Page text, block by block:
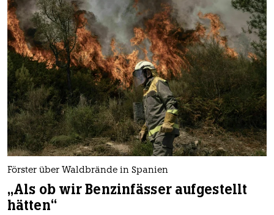
Förster über Waldbrände in Spanien
„Als ob wir Benzinfässer aufgestellt
hätten“